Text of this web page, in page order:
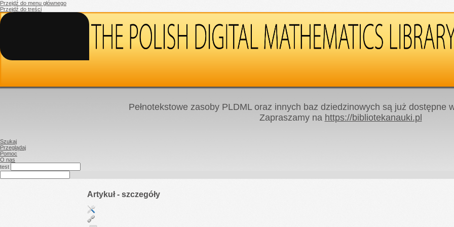
Przejdź do menu głównego
Przejdź do treści
Pełnotekstowe zasoby PLDML oraz innych baz dziedzinowych są już dostępne
Zapraszamy na https://bibliotekanauki.pl
Szukaj
Przeglądaj
Pomoc
O nas
test
Artykuł - szczegóły